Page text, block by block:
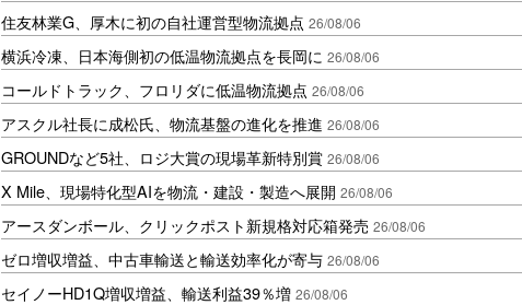
住友林業G、厚木に初の自社運営型物流拠点 26/08/06
横浜冷凍、日本海側初の低温物流拠点を長岡に 26/08/06
コールドトラック、フロリダに低温物流拠点 26/08/06
アスクル社長に成松氏、物流基盤の進化を推進 26/08/06
GROUNDなど5社、ロジ大賞の現場革新特別賞 26/08/06
X Mile、現場特化型AIを物流・建設・製造へ展開 26/08/06
アースダンボール、クリックポスト新規格対応箱発売 26/08/06
ゼロ増収増益、中古車輸送と輸送効率化が寄与 26/08/06
セイノーHD1Q増収増益、輸送利益39％増 26/08/06